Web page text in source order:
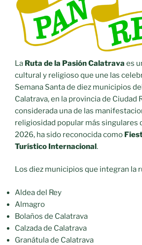
La Ruta de la Pasión Calatrava es
cultural y religioso que une las
Semana Santa de diez municipios
Calatrava, en la provincia de Ciudad
considerada una de las
religiosidad popular más singulares
2026, ha sido reconocida como
Turístico Internacional.
Los diez municipios que integran la
Aldea del Rey
Almagro
Bolaños de Calatrava
Calzada de Calatrava
Granátula de Calatrava